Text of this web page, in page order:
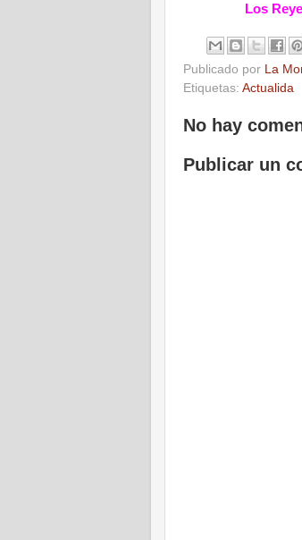
Los
Publicado por La
Etiquetas: Actualida
No hay
Publicar un